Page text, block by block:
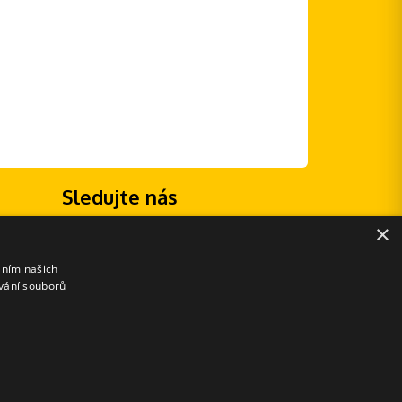
Sledujte nás
×
našich
souborů